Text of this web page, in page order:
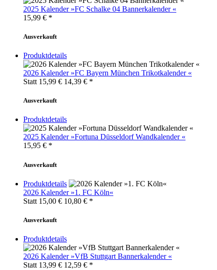
2025 Kalender »FC Schalke 04 Bannerkalender «
15,99 € *
Ausverkauft
Produktdetails
2026 Kalender »FC Bayern München Trikotkalender «
Statt 15,99 € 14,39 € *
Ausverkauft
Produktdetails
2025 Kalender »Fortuna Düsseldorf Wandkalender «
15,95 € *
Ausverkauft
Produktdetails
2026 Kalender »1. FC Köln«
Statt 15,00 € 10,80 € *
Ausverkauft
Produktdetails
2026 Kalender »VfB Stuttgart Bannerkalender «
Statt 13,99 € 12,59 € *